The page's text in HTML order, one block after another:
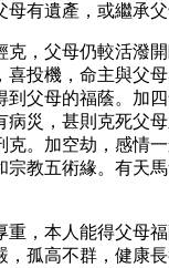
有遺產，或繼承父
克，父母仍較活潑
投機，命主與父母
到父母的福蔭。加
災，甚則克死父母
克。加空劫，感情
教五術緣。有天馬
重，本人能得父母
，孤高不群，健康